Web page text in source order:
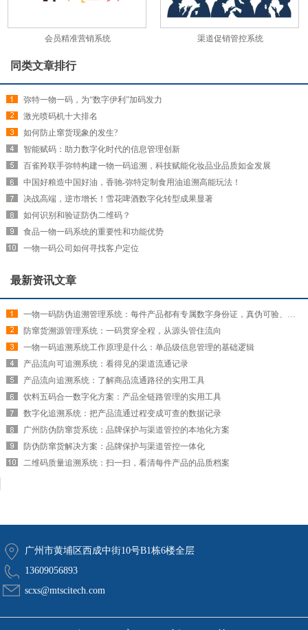
会员精准营销系统 渠道促销管控系统
同类文章排行
弥特一物一码，为“数字伊利”加码发力
激光喷码机十大排名
如何防止窜货现象的发生?
智能赋码：助力数字化时代的信息管理创新
百雀羚联手弥特构建一物一码追溯，科技赋能化妆品业品质如金发展
中国好粮造中国好油，香驰-弥特定制食用油追溯高能玩法！
决战高端，逆市增长！雪花啤酒数字化转型成果显著
如何识别和验证防伪二维码？
食品一物一码系统的重要性和功能优势
一物一码公司如何寻找客户定位
最新资讯文章
防窜货溯源管理系统：一码贯穿全程，从源头管住流向
一物一码追溯系统工作原理是什么：单品级信息管理的基础逻辑
产品流向可追溯系统：看得见的渠道流通记录
产品流向追溯系统：了解商品流通路径的实用工具
饮料五码合一数字化方案：产品全链路管理的实用工具
数字化追溯系统：把产品流通过程变成可查的数据记录
广州防伪防窜货系统：品牌保护与渠道管控的本地化方案
防伪防窜货解决方案：品牌保护与渠道管控一体化
二维码质量追溯系统：扫一扫，看清每件产品的品质档案
广州市黄埔区西成中街10号B1栋6楼全层
13609056893
scxs@mtscitech.com